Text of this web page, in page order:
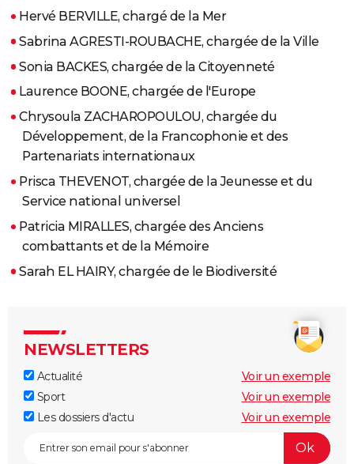
Hervé BERVILLE, chargé de la Mer
Sabrina AGRESTI-ROUBACHE, chargée de la Ville
Sonia BACKES, chargée de la Citoyenneté
Laurence BOONE, chargée de l'Europe
Chrysoula ZACHAROPOULOU, chargée du
Développement, de la Francophonie et des
Partenariats internationaux
Prisca THEVENOT, chargée de la Jeunesse et du
Service national universel
Patricia MIRALLES, chargée des Anciens
combattants et de la Mémoire
Sarah EL HAIRY, chargée de le Biodiversité
NEWSLETTERS
Actualité
Voir un exemple
Sport
Voir un exemple
Les dossiers d'actu
Voir un exemple